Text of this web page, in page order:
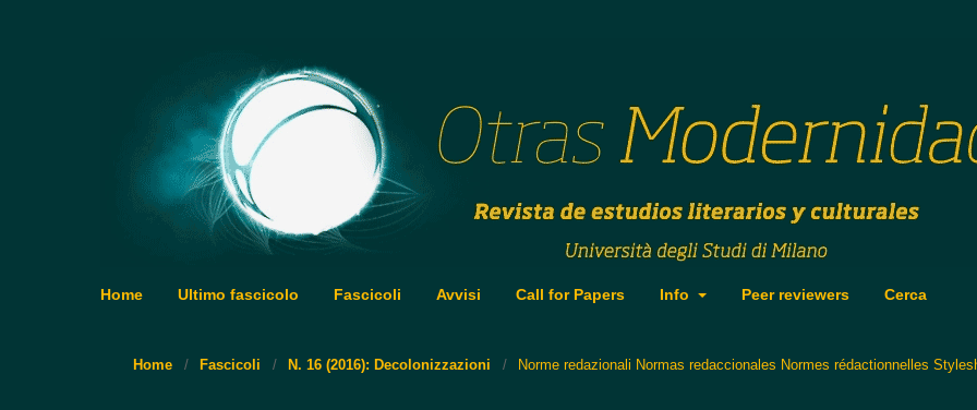
Home Ultimo fascicolo Fascicoli Avvisi Call for Papers Info Peer reviewers Cerca
Home / Fascicoli / N. 16 (2016): Decolonizzazioni / Norme redazionali Normas redaccionales Normes rédactionnelles